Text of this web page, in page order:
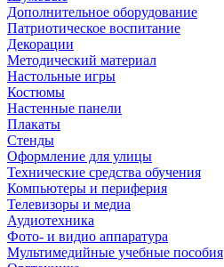
Дополнительное оборудование
Патриотическое воспитание
Декорации
Методический материал
Настольные игры
Костюмы
Настенные панели
Плакаты
Стенды
Оформление для улицы
Технические средства обучения
Компьютеры и периферия
Телевизоры и медиа
Аудиотехника
Фото- и видио аппаратура
Мультимедийные учебные пособия